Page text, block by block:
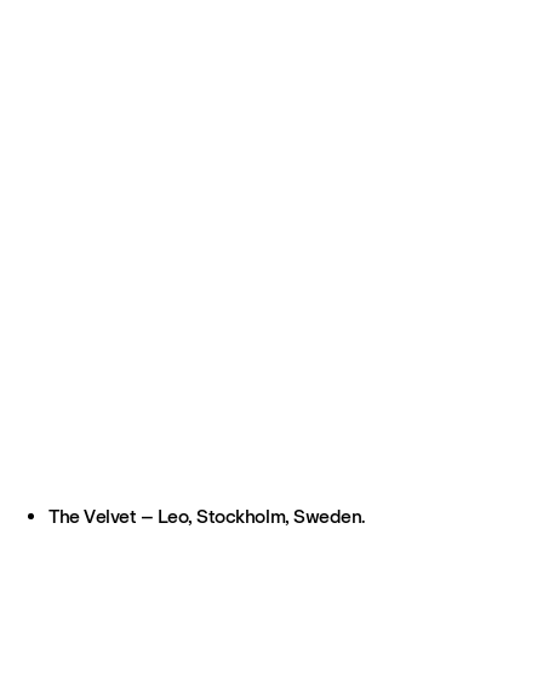
The Velvet – Leo, Stockholm, Sweden.